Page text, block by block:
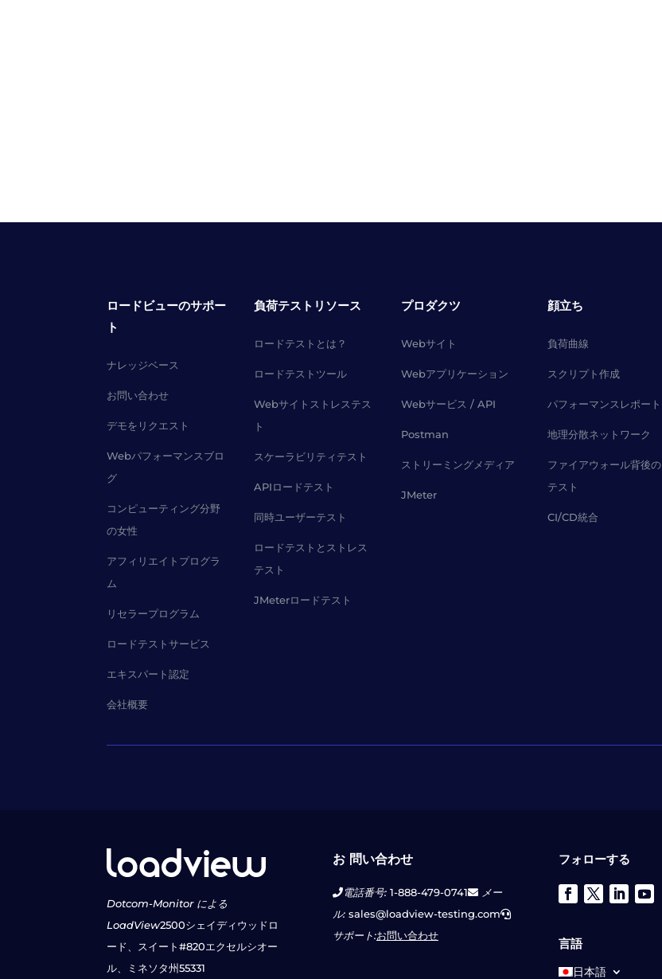
ロードビューのサポー
ト
ナレッジベース
お問い合わせ
デモをリクエスト
Webパフォーマンスブロ
グ
コンピューティング分野
の女性
アフィリエイトプログラ
ム
リセラープログラム
ロードテストサービス
エキスパート認定
会社概要
負荷テストリソース
ロードテストとは？
ロードテストツール
Webサイトストレステス
ト
スケーラビリティテスト
APIロードテスト
同時ユーザーテスト
ロードテストとストレス
テスト
JMeterロードテスト
プロダクツ
Webサイト
Webアプリケーション
Webサービス / API
Postman
ストリーミングメディア
JMeter
顔立ち
負荷曲線
スクリプト作成
パフォーマンスレポート
地理分散ネットワーク
ファイアウォール背後の
テスト
CI/CD統合
Dotcom-Monitor による
LoadView2500シェイディウッドロ
ード、スイート#820エクセルシオー
ル、ミネソタ州55331
お 問い合わせ
電話番号:1-888-479-0741
メー
ル:sales@loadview-testing.com
サポート:お問い合わせ
フォローする
言語
日本語